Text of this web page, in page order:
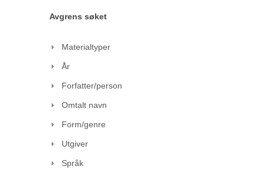
Avgrens søket
Materialtyper
År
Forfatter/person
Omtalt navn
Form/genre
Utgiver
Språk